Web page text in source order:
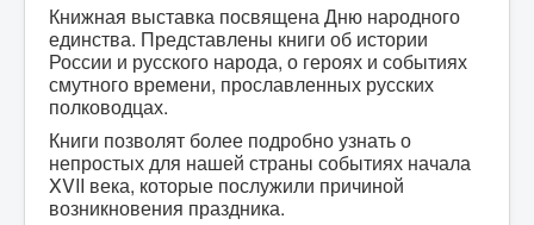
Научные публикации преподавателей
Книжная выставка посвящена Дню народного
единства. Представлены книги об истории
России и русского народа, о героях и событиях
смутного времени, прославленных русских
полководцах.
Книги позволят более подробно узнать о
непростых для нашей страны событиях начала
XVII века, которые послужили причиной
возникновения праздника.